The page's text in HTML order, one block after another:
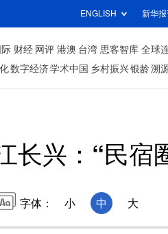
ENGLISH 新华报
际 财经 网评 港澳 台湾 思客智库 全球
数字经济学术中国 乡村振兴银龄溯
长兴：“民宿
字体： 小 中 大